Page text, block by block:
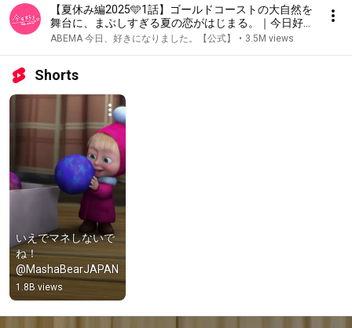
【夏休み編2025🩵1話】ゴールドコーストの大自然を
舞台に、まぶしすぎる夏の恋がはじまる。｜今日好き
💘ABEMAで"無料"配信⚡️
ABEMA 今日、好きになりました。【公式】 • 3.5M views
Shorts
いえでマネしないで
ね！
@MashaBearJAPAN
1.8B views